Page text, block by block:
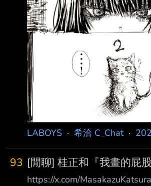
LABOYS · 希洽 C_Chat·
93 [閒聊] 桂正和『我畫的屁股
https://x.com/